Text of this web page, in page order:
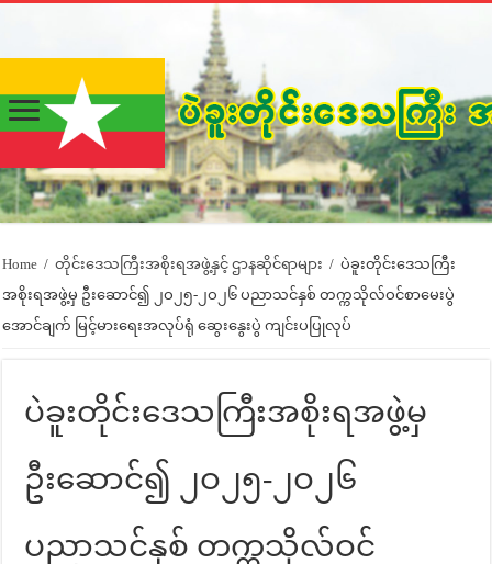
Home / တိုင်းဒေသကြီးအစိုးရအဖွဲ့နှင့် ဌာနဆိုင်ရာများ / ပဲခူးတိုင်းဒေသကြီး
အစိုးရအဖွဲ့မှ ဦးဆောင်၍ ၂ဝ၂၅-၂ဝ၂၆ ပညာသင်နှစ် တက္ကသိုလ်ဝင်စာမေးပွဲ
အောင်ချက် မြင့်မားရေးအလုပ်ရုံ ဆွေးနွေးပွဲ ကျင်းပပြုလုပ်
ပဲခူးတိုင်းဒေသကြီးအစိုးရအဖွဲ့မှ
ဦးဆောင်၍ ၂ဝ၂၅-၂ဝ၂၆
ပညာသင်နှစ် တက္ကသိုလ်ဝင်